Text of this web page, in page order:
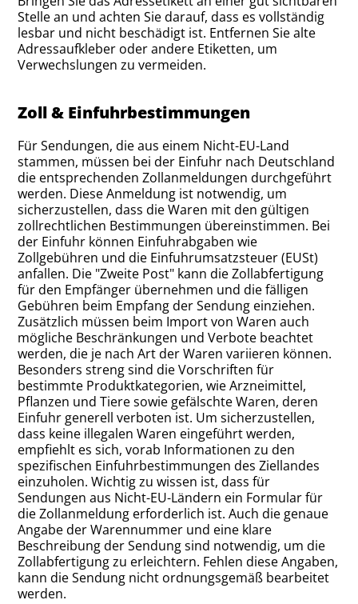
Stelle an und achten Sie darauf, dass es vollständig
lesbar und nicht beschädigt ist. Entfernen Sie alte
Adressaufkleber oder andere Etiketten, um
Verwechslungen zu vermeiden.
Zoll & Einfuhrbestimmungen
Für Sendungen, die aus einem Nicht-EU-Land
stammen, müssen bei der Einfuhr nach Deutschland
die entsprechenden Zollanmeldungen durchgeführt
werden. Diese Anmeldung ist notwendig, um
sicherzustellen, dass die Waren mit den gültigen
zollrechtlichen Bestimmungen übereinstimmen. Bei
der Einfuhr können Einfuhrabgaben wie
Zollgebühren und die Einfuhrumsatzsteuer (EUSt)
anfallen. Die "Zweite Post" kann die Zollabfertigung
für den Empfänger übernehmen und die fälligen
Gebühren beim Empfang der Sendung einziehen.
Zusätzlich müssen beim Import von Waren auch
mögliche Beschränkungen und Verbote beachtet
werden, die je nach Art der Waren variieren können.
Besonders streng sind die Vorschriften für
bestimmte Produktkategorien, wie Arzneimittel,
Pflanzen und Tiere sowie gefälschte Waren, deren
Einfuhr generell verboten ist​. Um sicherzustellen,
dass keine illegalen Waren eingeführt werden,
empfiehlt es sich, vorab Informationen zu den
spezifischen Einfuhrbestimmungen des Ziellandes
einzuholen. Wichtig zu wissen ist, dass für
Sendungen aus Nicht-EU-Ländern ein Formular für
die Zollanmeldung erforderlich ist. Auch die genaue
Angabe der Warennummer und eine klare
Beschreibung der Sendung sind notwendig, um die
Zollabfertigung zu erleichtern. Fehlen diese Angaben,
kann die Sendung nicht ordnungsgemäß bearbeitet
werden.